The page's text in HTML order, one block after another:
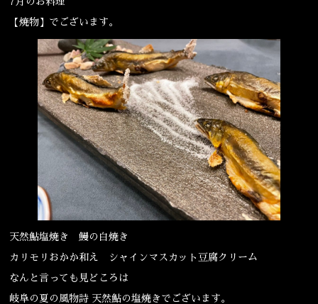
【焼物】でございます。
天然鮎塩焼き 鰻の白焼き
カリモリおかか和え シャインマスカット豆腐クリーム
なんと言っても見どころは
岐阜の夏の風物詩 天然鮎の塩焼きでございます。
お部屋のご紹介
結婚式・披露宴
ご接待 法要
慶事 お顔合わせ
ウェディング